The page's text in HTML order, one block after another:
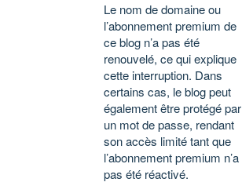
Le nom de domaine ou
l’abonnement premium de
ce blog n’a pas été
renouvelé, ce qui explique
cette interruption. Dans
certains cas, le blog peut
également être protégé par
un mot de passe, rendant
son accès limité tant que
l’abonnement premium n’a
pas été réactivé.